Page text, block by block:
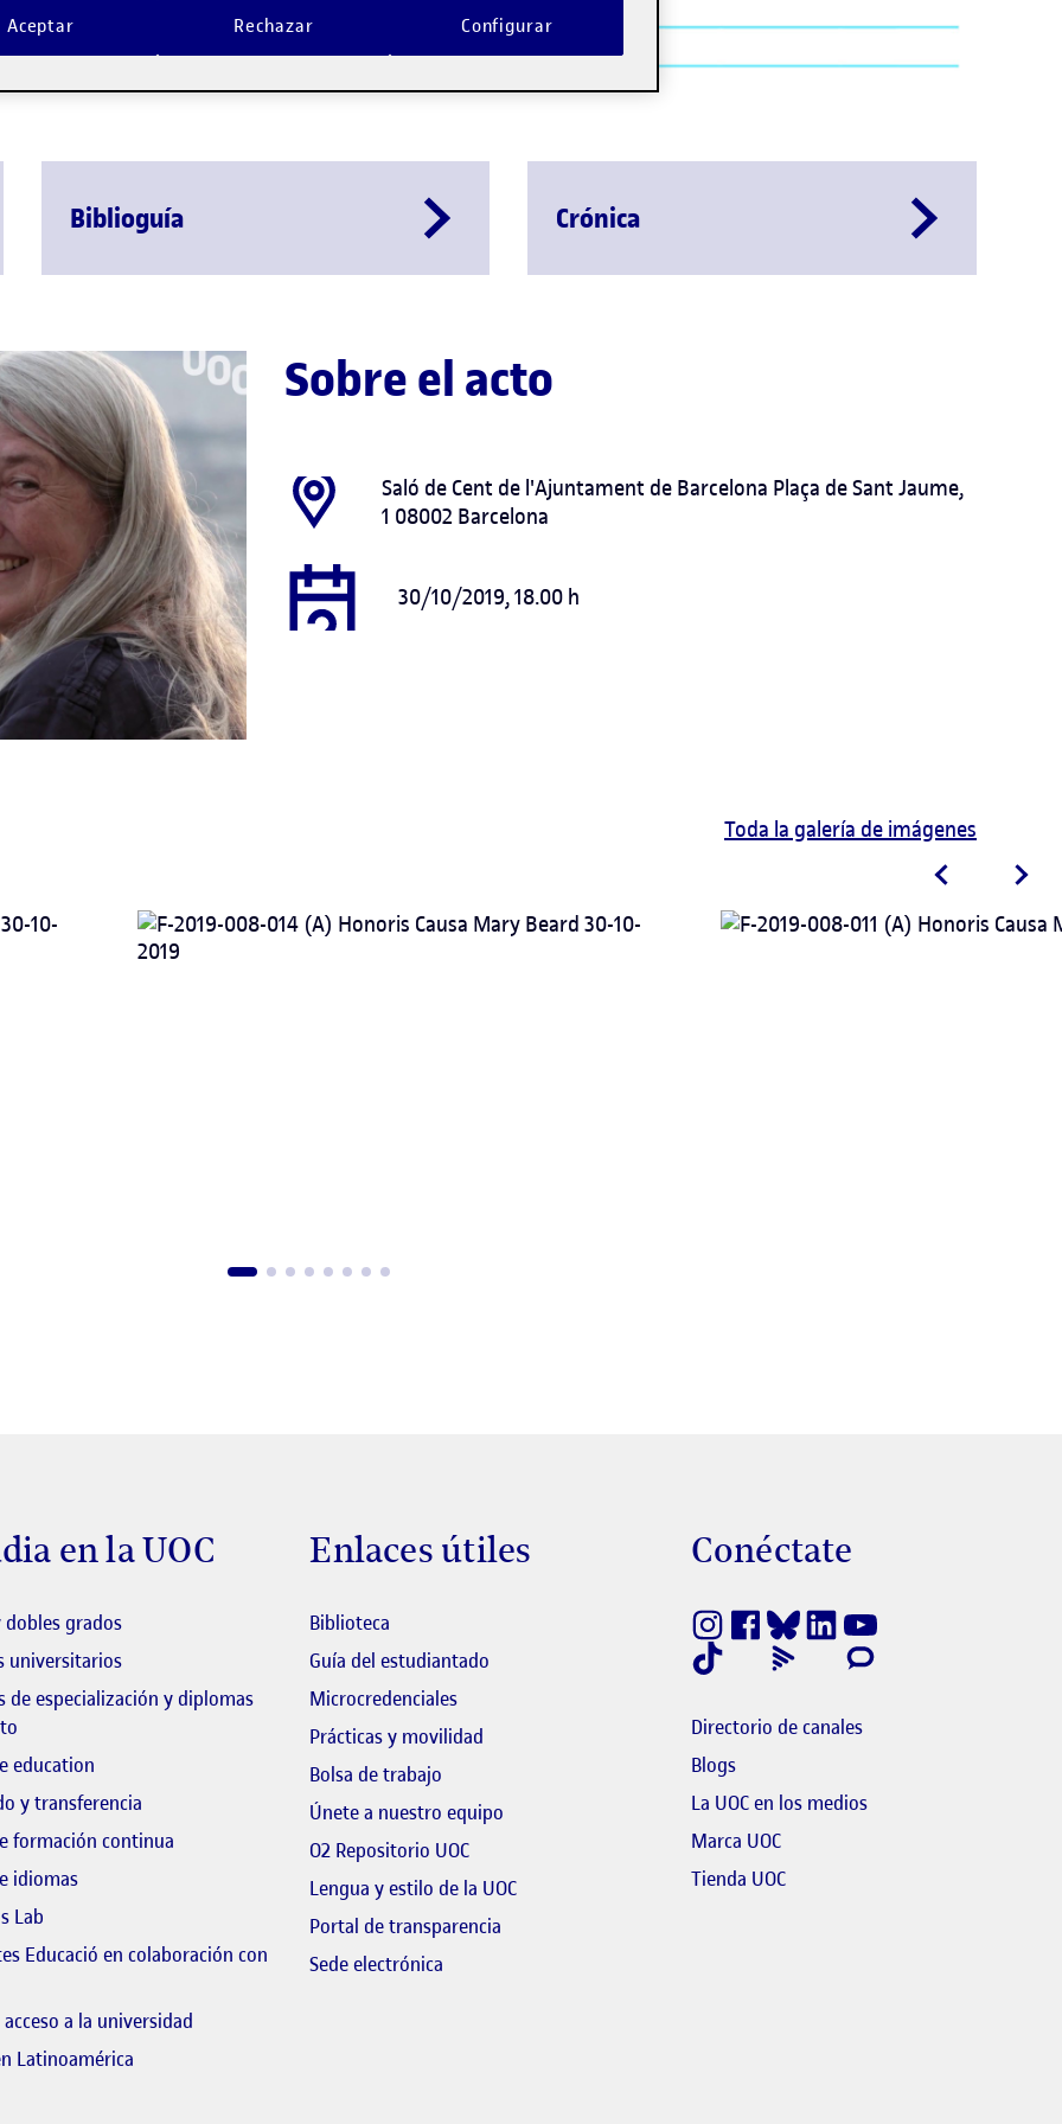
Reproduce
Biblioguía Crónica
Sobre el acto
Saló de Cent de l'Ajuntament de Barcelona Plaça de Sant Jaume,
1 08002 Barcelona
30/10/2019, 18.00 h
Toda la galería de imágenes
en la UOC
dobles grados
universitarios
de especialización y diplomas
education
y transferencia
formación continua
idiomas
Lab
Educació en colaboración con
acceso a la universidad
Latinoamérica
Enlaces útiles
Biblioteca
Guía del estudiantado El link s'obre en finestra nova
Microcredenciales
Prácticas y movilidad
Bolsa de trabajo
Únete a nuestro equipo El link s'obre en finestra nova
O2 Repositorio UOCEl link s'obre en finestra nova
Lengua y estilo de la UOCEl link s'obre en finestra nova
Portal de transparencia
Sede electrónica
Conéctate
Directorio de canales
Blogs
La UOC en los mediosEl link s'obre en
Marca UOC
Tienda UOCEl link s'obre en finestra nova
Rechazar
Aceptar Configurar